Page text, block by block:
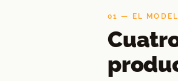
01 — EL